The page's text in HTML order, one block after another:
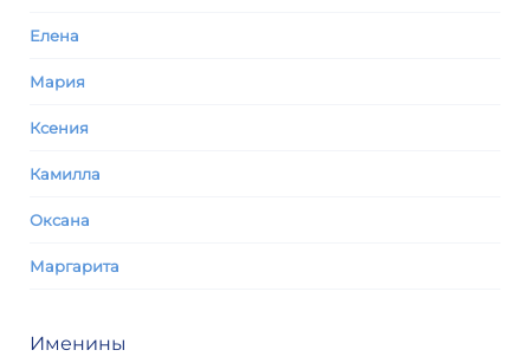
Елена
Мария
Ксения
Камилла
Оксана
Маргарита
Именины